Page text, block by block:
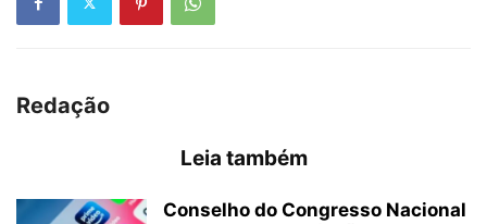
Redação
Leia também
Conselho do Congresso Nacional